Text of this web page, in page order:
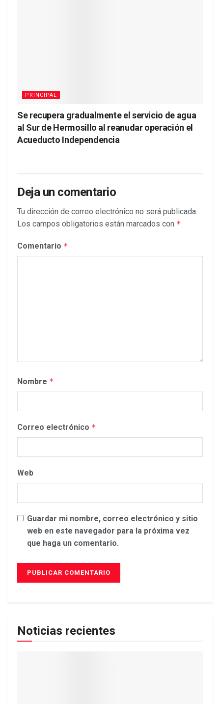
PRINCIPAL
Se recupera gradualmente el servicio de agua
al Sur de Hermosillo al reanudar operación el
Acueducto Independencia
Deja un comentario
Tu dirección de correo electrónico no será publicada.
Los campos obligatorios están marcados con *
Comentario *
Nombre *
Correo electrónico *
Web
Guardar mi nombre, correo electrónico y sitio
web en este navegador para la próxima vez
que haga un comentario.
Noticias recientes